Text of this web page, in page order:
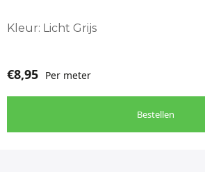
Kleur: Licht Grijs
€8,95 Per meter
Bestellen